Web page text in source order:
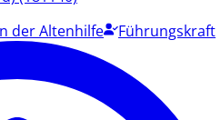
der Altenhilfe Führungskraft